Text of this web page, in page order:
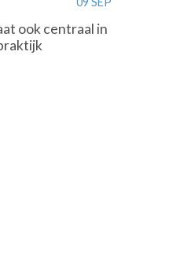
ook centraal in